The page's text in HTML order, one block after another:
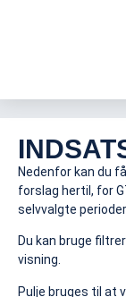
Nedenfor kan du
forslag hertil, for
selvvalgte perioder.
Du kan bruge
visning.
Pulje bruges til at